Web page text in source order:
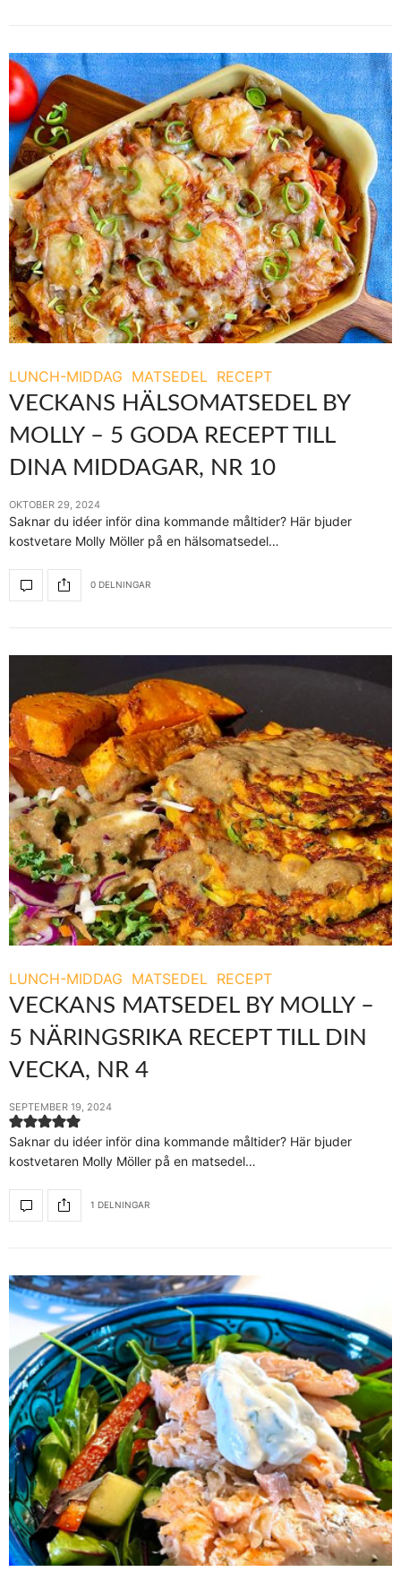
LUNCH-MIDDAG MATSEDEL RECEPT
VECKANS HÄLSOMATSEDEL BY
MOLLY – 5 GODA RECEPT TILL
DINA MIDDAGAR, NR 10
OKTOBER 29, 2024
Saknar du idéer inför dina kommande måltider? Här bjuder
kostvetare Molly Möller på en hälsomatsedel…
0 DELNINGAR
LUNCH-MIDDAG MATSEDEL RECEPT
VECKANS MATSEDEL BY MOLLY –
5 NÄRINGSRIKA RECEPT TILL DIN
VECKA, NR 4
SEPTEMBER 19, 2024
Saknar du idéer inför dina kommande måltider? Här bjuder
kostvetaren Molly Möller på en matsedel…
1 DELNINGAR